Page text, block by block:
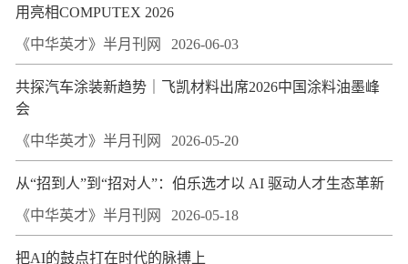
用亮相COMPUTEX 2026
《中华英才》半月刊网 2026-06-03
共探汽车涂装新趋势｜飞凯材料出席2026中国涂料油墨峰
会
《中华英才》半月刊网 2026-05-20
从“招到人”到“招对人”：伯乐选才以 AI 驱动人才生态革新
《中华英才》半月刊网 2026-05-18
把AI的鼓点打在时代的脉搏上